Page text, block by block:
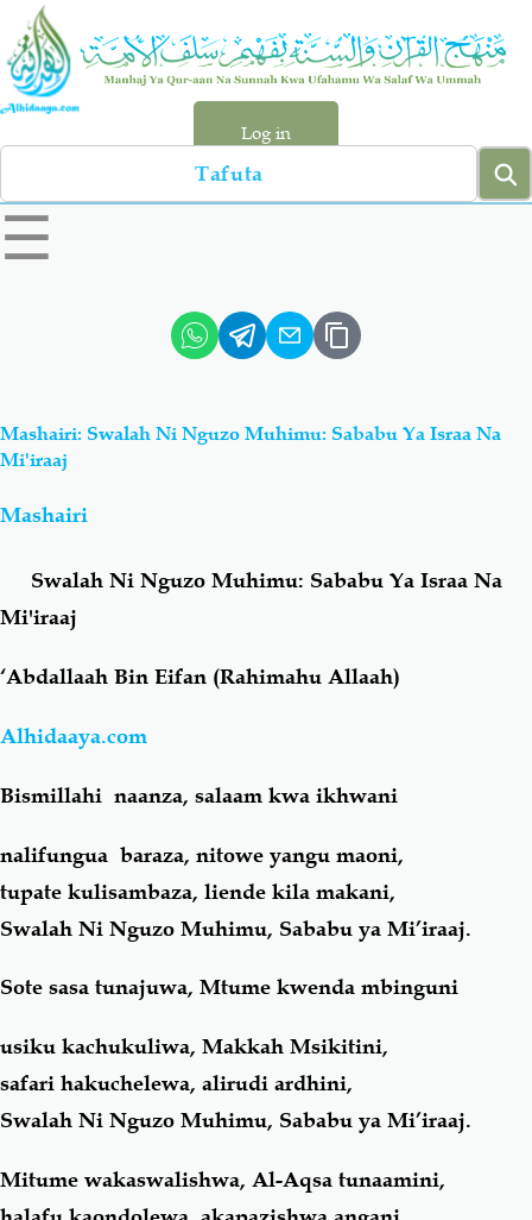
Skip
main
content
Log in
Search
left
sidebar
☰
Hadiyth
Aqiydah
Shirki & Kufru
Salaf Wa Ummah Firaq-Makundi
Fiqh-Ibaadah Duaa-Adhkaar
Fataawa Za Ulamaa
Akhlaaq-Aadaab Raqaaiq
Familia-Jamii Maswali-Majibu
Chemsha Bongo Vitabu
Mashairi: Swalah Ni Nguzo Muhimu: Sababu Ya Israa Na
Mi'iraaj
Mashairi
Swalah Ni Nguzo Muhimu: Sababu Ya Israa Na
Mi'iraaj
‘Abdallaah Bin Eifan (Rahimahu Allaah)
Alhidaaya.com
Bismillahi naanza, salaam kwa ikhwani
nalifungua baraza, nitowe yangu maoni,
tupate kulisambaza, liende kila makani,
Swalah Ni Nguzo Muhimu, Sababu ya Mi’iraaj.
Sote sasa tunajuwa, Mtume kwenda mbinguni
usiku kachukuliwa, Makkah Msikitini,
safari hakuchelewa, alirudi ardhini,
Swalah Ni Nguzo Muhimu, Sababu ya Mi’iraaj.
Mitume wakaswalishwa, Al-Aqsa tunaamini,